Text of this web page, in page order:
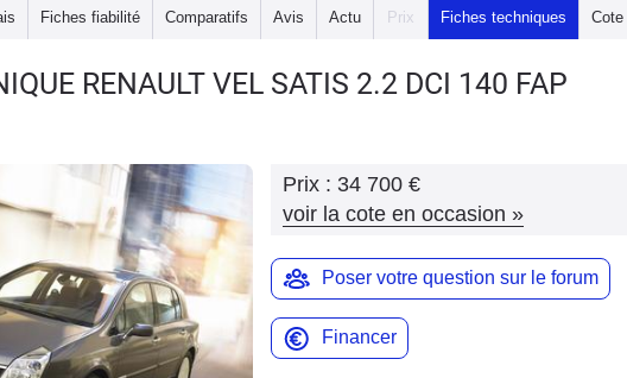
Fiches fiabilité Comparatifs Avis Actu Prix Fiches techniques Cote
RENAULT VEL SATIS 2.2 DCI 140 FAP
Prix : 34 700 €
voir la cote en occasion »
Poser votre question sur le forum
Financer